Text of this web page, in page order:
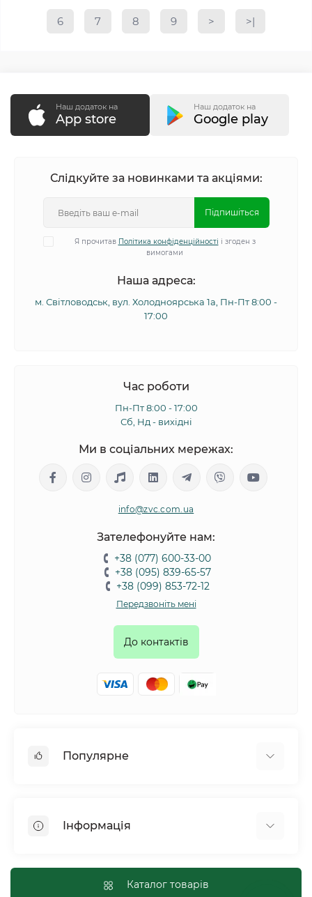
6 7 8 9 > >|
Наш додаток на
App store
Наш додаток на
Google play
Слідкуйте за новинками та акціями:
Підпишіться
Я прочитав Політика конфіденційності і згоден з
вимогами
Наша адреса:
м. Світловодськ, вул. Холодноярська 1а, Пн-Пт 8:00 -
17:00
Час роботи
Пн-Пт 8:00 - 17:00
Сб, Нд - вихідні
Ми в соціальних мережах:
info@zvc.com.ua
Зателефонуйте нам:
+38 (077) 600-33-00
+38 (095) 839-65-57
+38 (099) 853-72-12
Передзвоніть мені
До контактів
Популярне
Птахи
Сільськогосподарські тварини та птахи
Інформація
Оплата і доставка
Каталог товарів